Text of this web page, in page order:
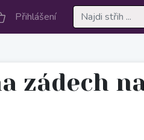
Přihlášení
zádech